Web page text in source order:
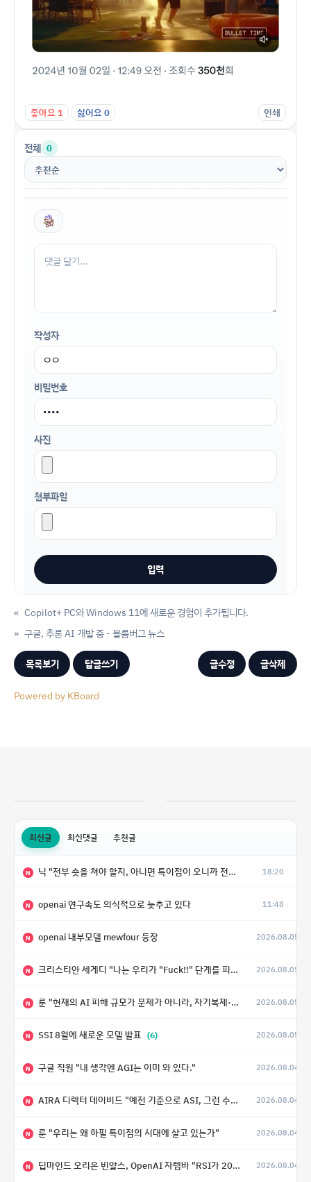
좋아요1 싫어요0 인쇄
전체 0
작성자
비밀번호
사진
첨부파일
« Copilot+ PC와 Windows 11에 새로운 경험이 추가됩니다.
구글, 추론 AI 개발 중 - 블룸버그 뉴스
»
목록보기 답글쓰기 글수정 글삭제
Powered by KBoard
최신글 최신댓글 추천글
N 닉 "전부 숏을 쳐야 할지, 아니면 특이점이 오니까 전부 롱을 쳐야 할지 모르겠다.” 18:20
N openai 연구속도 의식적으로 늦추고 있다 11:48
N openai 내부모델 mewfour 등장 2026.08.05
N 크리스티안 세게디 "나는 우리가 "Fuck!!" 단계를 피할 수 있기를 바랄 뿐" 2026.08.05
N 룬 "현재의 AI 피해 규모가 문제가 아니라, 자기복제·탈출·확산이 가능한 지능형 시스템의 피해에는 이론적으로 상한이 없다는 것이 문제" 2026.08.05
N SSI 8월에 새로운 모델 발표 (6) 2026.08.05
N 구글 직원 "내 생각엔 AGI는 이미 와 있다." 2026.08.04
N AIRA 디렉터 데이비드 "예전 기준으로 ASI, 그런 수준은 바로 다음 분기에 온다" 2026.08.04
N 룬 "우리는 왜 하필 특이점의 시대에 살고 있는가" 2026.08.04
N 딥마인드 오리온 빈얄스, OpenAI 자렘바 "RSI가 2027년이나 2028년까지 달성될 수도 있다" 2026.08.04